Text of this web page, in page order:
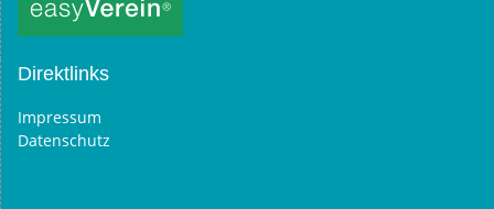
Direktlinks
Impressum
Datenschutz